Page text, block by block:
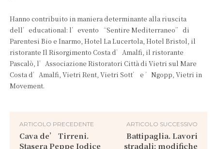
Hanno contribuito in maniera determinante alla riuscita
dell’educational: l’evento “Sentire Mediterraneo” di
Parentesi Bio e Inarmo, Hotel La Lucertola, Hotel Bristol, il
ristorante Il Risorgimento Costa d’Amalfi, il ristorante
Pascalò, l’Associazione Ristoratori Città di Vietri sul Mare
Costa d’Amalfi, Vietri Rent, Vietri Sott’ e ’Ngopp, Vietri in
Movement.
ARTICOLO PRECEDENTE
Cava de’ Tirreni.
Stasera Peppe Iodice
ARTICOLO SUCCESSIVO
Battipaglia. Lavori
stradali: modifiche